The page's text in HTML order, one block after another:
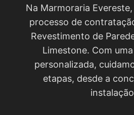
Na Marmoraria
processo de
Revestimento de
Limestone. Com
personalizada,
etapas, desde a